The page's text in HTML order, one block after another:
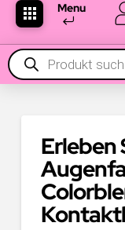
Menu
Products
search
Erleben